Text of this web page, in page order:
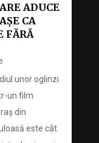
ADUCE
CA
FĂRĂ
unor oglinzi
un film
din
este cât